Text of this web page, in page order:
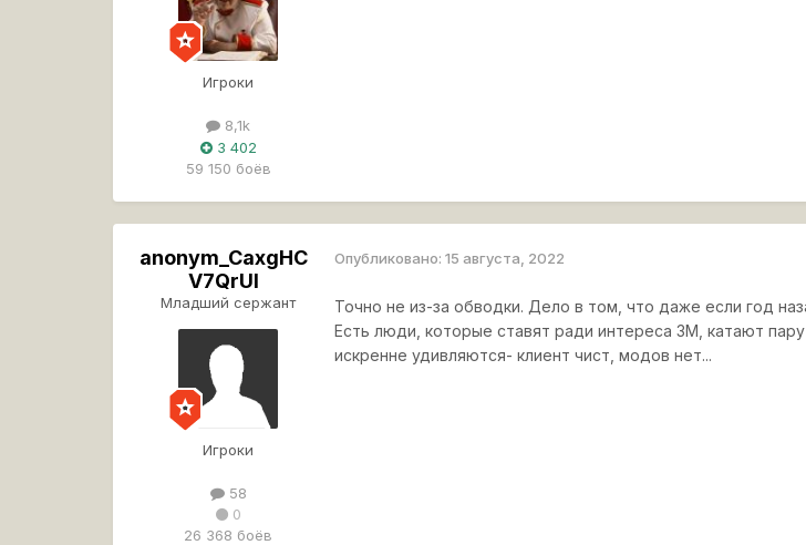
Игроки
8,1k
3 402
59 150 боёв
anonym_CaxgHC
V7QrUI
Младший сержант
Игроки
58
0
26 368 боёв
Опубликовано:15 августа, 2022
Точно не из-за обводки. Дело в том, что даже если год
Есть люди, которые ставят ради интереса ЗМ, катают
искренне удивляются- клиент чист, модов нет...